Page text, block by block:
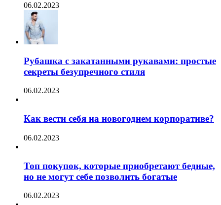
06.02.2023
Рубашка с закатанными рукавами: простые
секреты безупречного стиля
06.02.2023
Как вести себя на новогоднем корпоративе?
06.02.2023
Топ покупок, которые приобретают бедные,
но не могут себе позволить богатые
06.02.2023